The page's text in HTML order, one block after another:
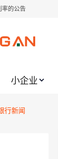
率的公告
户贵金属交易协议
更新的通知
理业务调整合约
范的提示
小企业
行新闻